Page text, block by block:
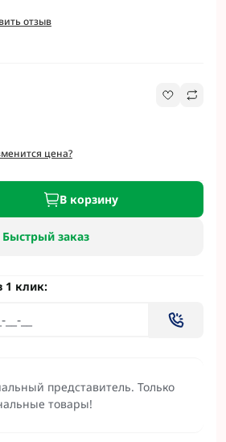
отзыв
представитель. Только
товары!
цена?
В корзину
Быстрый заказ
1 клик: